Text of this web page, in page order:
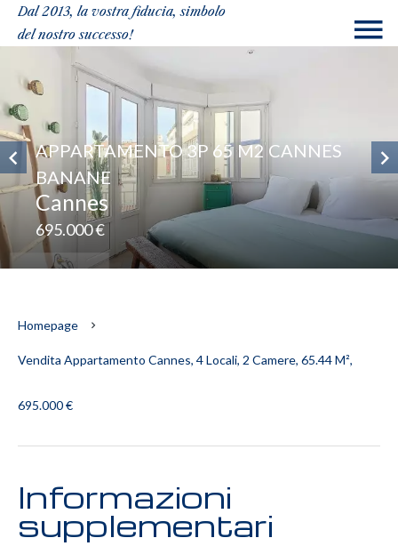
Dal 2013, la vostra fiducia, simbolo
del nostro successo!
APPARTAMENTO 3P 65 M2 CANNES
BANANE
Cannes
695.000 €
Homepage
Vendita Appartamento Cannes, 4 Locali, 2 Camere, 65.44 M²,
695.000 €
Informazioni
supplementari